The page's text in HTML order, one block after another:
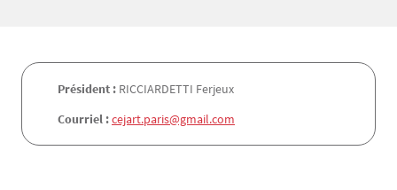
Président : RICCIARDETTI Ferjeux
Courriel :cejart.paris@gmail.com